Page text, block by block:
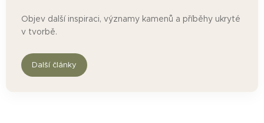
Objev další inspiraci, významy kamenů a příběhy ukryté
v tvorbě.
Další články